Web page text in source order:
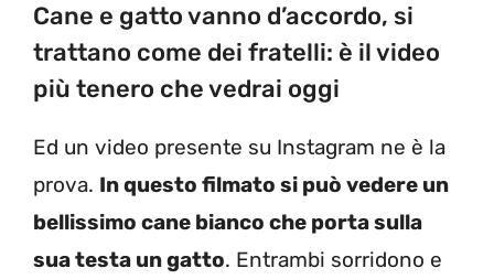
Cane e gatto vanno d’accordo, si
trattano come dei fratelli: è il video
più tenero che vedrai oggi
Ed un video presente su Instagram ne è la
prova. In questo filmato si può vedere un
bellissimo cane bianco che porta sulla
sua testa un gatto. Entrambi sorridono e